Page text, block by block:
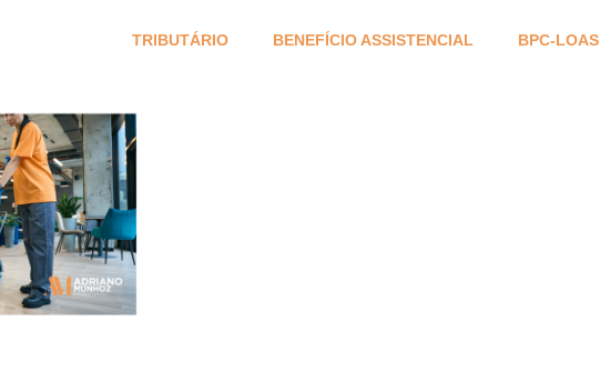
TRIBUTÁRIO BENEFÍCIO ASSISTENCIAL BPC-LOAS